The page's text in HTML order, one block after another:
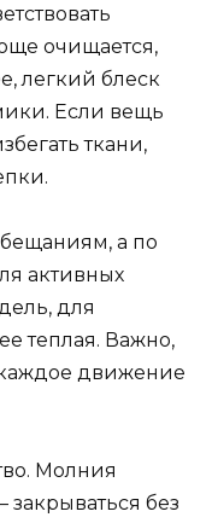
очищается,
легкий блеск
Если вещь
ткани,
а по
активных
для
теплая. Важно,
движение
Молния
без